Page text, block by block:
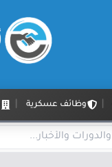
وظائف عسكرية